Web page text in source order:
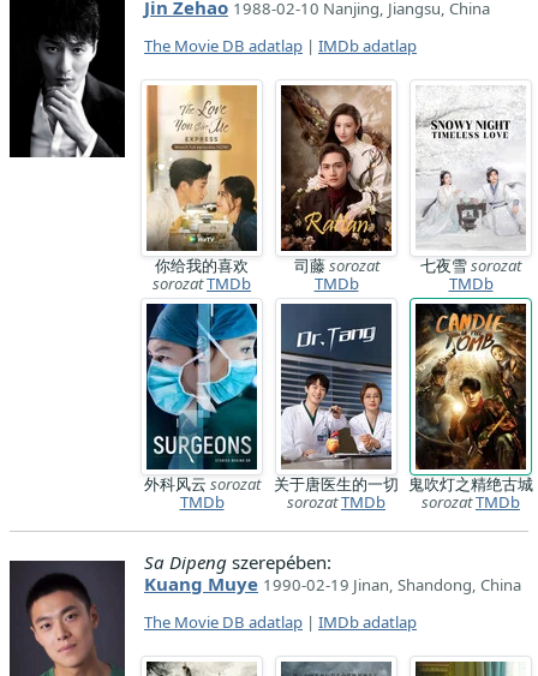
Jin Zehao 1988-02-10 Nanjing, Jiangsu, China
The Movie DB adatlap | IMDb adatlap
你给我的喜欢
sorozatTMDb
司藤sorozat
TMDb
七夜雪sorozat
TMDb
外科风云 sorozat
TMDb
关于唐医生的一切
sorozatTMDb
鬼吹灯之精绝古城
sorozatTMDb
Sa Dipeng szerepében:
Kuang Muye 1990-02-19 Jinan, Shandong, China
The Movie DB adatlap | IMDb adatlap